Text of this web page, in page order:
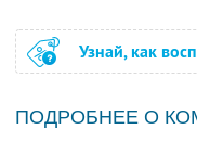
Узнай, как
ПОДРОБНЕЕ О